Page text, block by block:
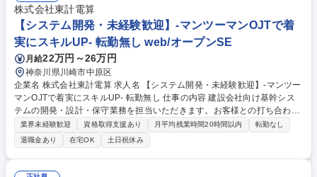
り、じっくりスキルアップが可能です。 ※変更範囲：当社業務全般 募集
職種 第二新卒歓迎【自社開発ERP導入SE】医療業界・病院向け勤怠管理
システム
株式会社東計電算
【システム開発・未経験歓迎】-マンツーマンOJTで着
実にスキルUP- 転勤無し web/オープンSE
月給22万円～26万円
神奈川県川崎市中原区
企業名 株式会社東計電算 求人名 【システム開発・未経験歓迎】-マンツー
マンOJTで着実にスキルUP- 転勤無し 仕事の内容 建設会社向け基幹シス
テムの開発・設計・保守業務を担当いただきます。お客様との打ち合わせ
や要件ヒアリングも重要な業務の一部です。未経験からでもマンツーマン
OJTで着実にスキルを身につけられます 【育成体制】■OJTにてマンツー
マンでの指導:隣に先輩が座っている体制のため、質問しやすい環境/■プロ
グラミングの基礎的な内容は研修内容有り(文系の新卒採用からも多くの
方が定着) 【詳細】建設会社向け基幹システムの設計・開発・既存システ
業界未経験歓迎 資格取得支援あり 月平均残業時間20時間以内
転勤なし
退職金あり
在宅OK 土日祝休み